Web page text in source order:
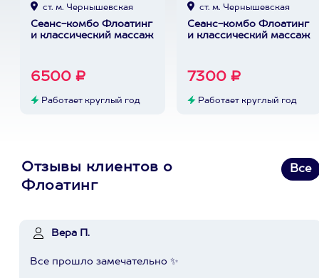
ст. м. Чернышевская
Сеанс-комбо Флоатинг
и классический массаж
6500 ₽
Работает круглый год
ст. м. Чернышевская
Сеанс-комбо Флоатинг
и классический массаж
7300 ₽
Работает круглый год
Отзывы клиентов о
Флоатинг
Все
Вера П.
Все прошло замечательно ✨